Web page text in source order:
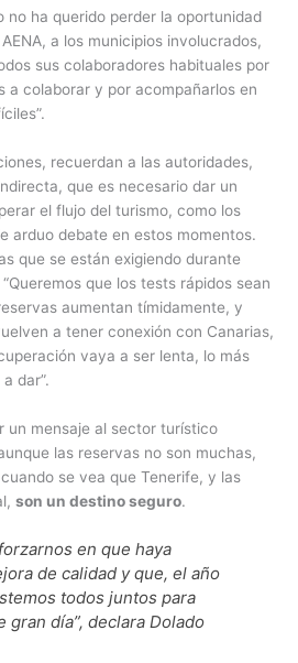
no ha querido perder la oportunidad
a los municipios involucrados,
sus colaboradores habituales por
a colaborar y por acompañarlos en
recuerdan a las autoridades,
que es necesario dar un
el flujo del turismo, como los
arduo debate en estos momentos.
que se están exigiendo durante
que los tests rápidos sean
aumentan tímidamente, y
a tener conexión con Canarias,
vaya a ser lenta, lo más
dar”.
un mensaje al sector turístico
las reservas no son muchas,
se vea que Tenerife, y las
son un destino seguro​.
en que haya
de calidad y que, el año
todos juntos para
gran día”, declara Dolado